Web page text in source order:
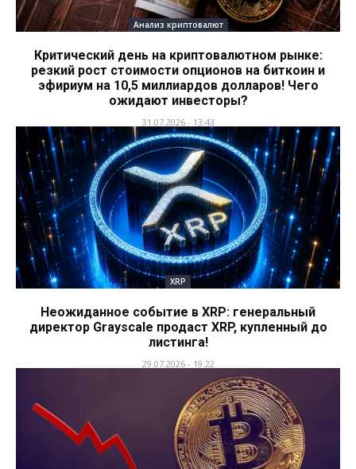
Анализ криптовалют
Критический день на криптовалютном рынке:
резкий рост стоимости опционов на биткоин и
эфириум на 10,5 миллиардов долларов! Чего
ожидают инвесторы?
31.07.2026 - 13:43
XRP
Неожиданное событие в XRP: генеральный
директор Grayscale продаст XRP, купленный до
листинга!
29.07.2026 - 19:22